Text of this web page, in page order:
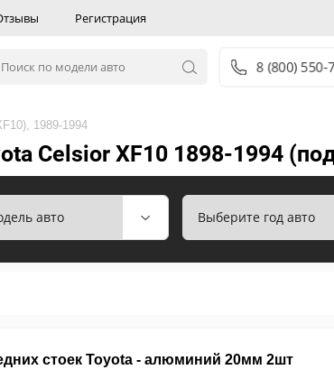
Регистрация
8 (800) 550-
1989-1994
Celsior XF10 1898-1994
стоек Toyota - алюминий 20мм 2шт